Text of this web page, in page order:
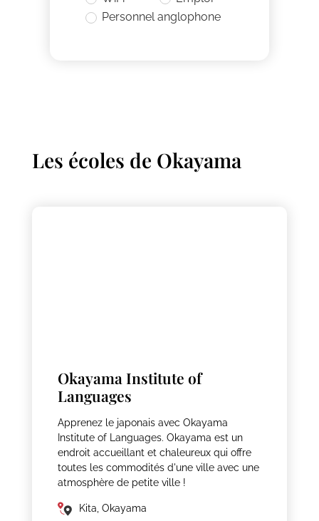
Personnel anglophone
Les écoles de Okayama
Okayama Institute of
Languages
Apprenez le japonais avec Okayama
Institute of Languages. Okayama est un
endroit accueillant et chaleureux qui offre
toutes les commodités d'une ville avec une
atmosphère de petite ville !
Kita, Okayama